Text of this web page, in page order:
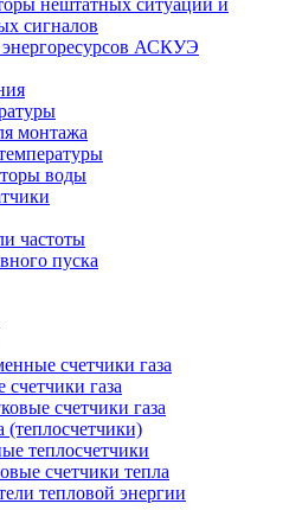
нештатных ситуаций и
сигналов
АСКУЭ
монтажа
воды
частоты
пуска
счетчики газа
газа
счетчики газа
(теплосчетчики)
теплосчетчики
счетчики тепла
тепловой энергии